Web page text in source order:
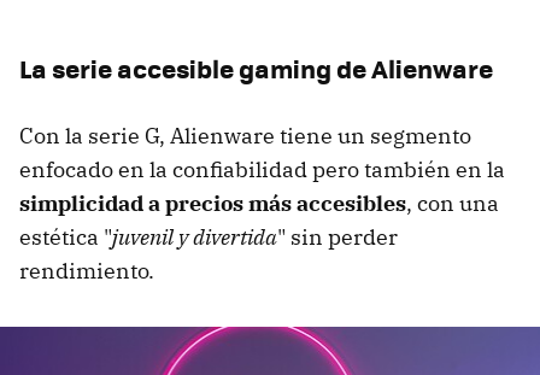
La serie accesible gaming de Alienware
Con la serie G, Alienware tiene un segmento
enfocado en la confiabilidad pero también en la
simplicidad a precios más accesibles, con una
estética "juvenil y divertida" sin perder
rendimiento.